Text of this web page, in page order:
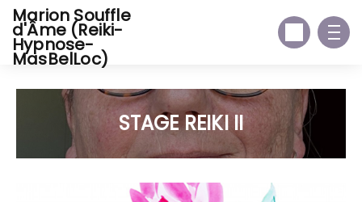
Marion Souffle
d'Âme (Reiki-
Hypnose-
MasBelLoc)
STAGE REIKI II